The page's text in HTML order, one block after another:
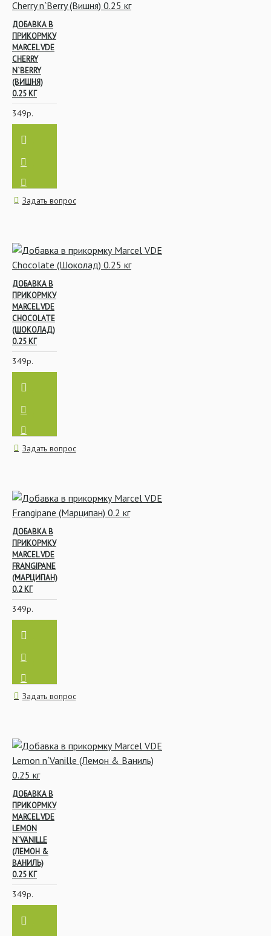
ДОБАВКА В
ПРИКОРМКУ
MARCEL VDE
CHERRY
N`BERRY
(ВИШНЯ)
0.25 КГ
349р.
Задать вопрос
ДОБАВКА В
ПРИКОРМКУ
MARCEL VDE
CHOCOLATE
(ШОКОЛАД)
0.25 КГ
349р.
Задать вопрос
ДОБАВКА В
ПРИКОРМКУ
MARCEL VDE
FRANGIPANE
(МАРЦИПАН)
0.2 КГ
349р.
Задать вопрос
ДОБАВКА В
ПРИКОРМКУ
MARCEL VDE
LEMON
N`VANILLE
(ЛЕМОН &
ВАНИЛЬ)
0.25 КГ
349р.